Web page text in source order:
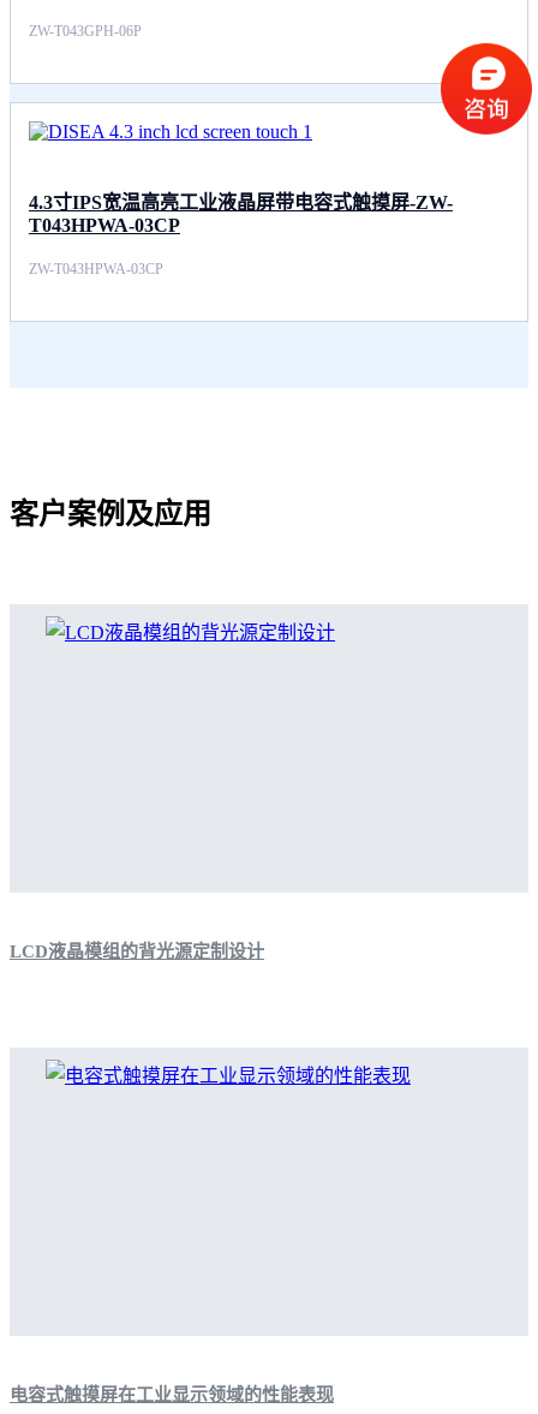
ZW-T043GPH-06P
4.3寸IPS宽温高亮工业液晶屏带电容式触摸屏-ZW-
T043HPWA-03CP
ZW-T043HPWA-03CP
客户案例及应用
LCD液晶模组的背光源定制设计
电容式触摸屏在工业显示领域的性能表现